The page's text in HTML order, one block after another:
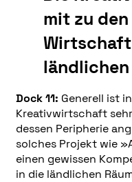
mit zu den
ländlichen
Dock 11: Generell ist
Kreativwirtschaft
dessen Peripherie
solches Projekt wie
einen gewissen
in die ländlichen